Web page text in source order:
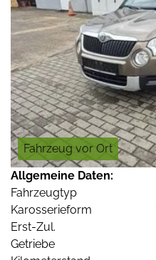
Fahrzeug vor Ort
Allgemeine Daten:
Fahrzeugtyp
Karosserieform
Erst-Zul.
Getriebe